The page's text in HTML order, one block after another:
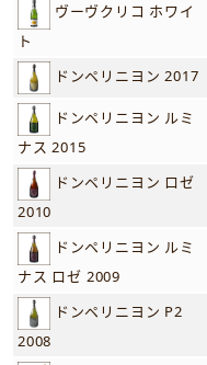
ヴーヴクリコ ホワイ
ト
ドンペリニヨン 2017
ドンペリニヨン ルミ
ナス 2015
ドンペリニヨン ロゼ
2010
ドンペリニヨン ルミ
ナス ロゼ 2009
ドンペリニヨン P2
2008